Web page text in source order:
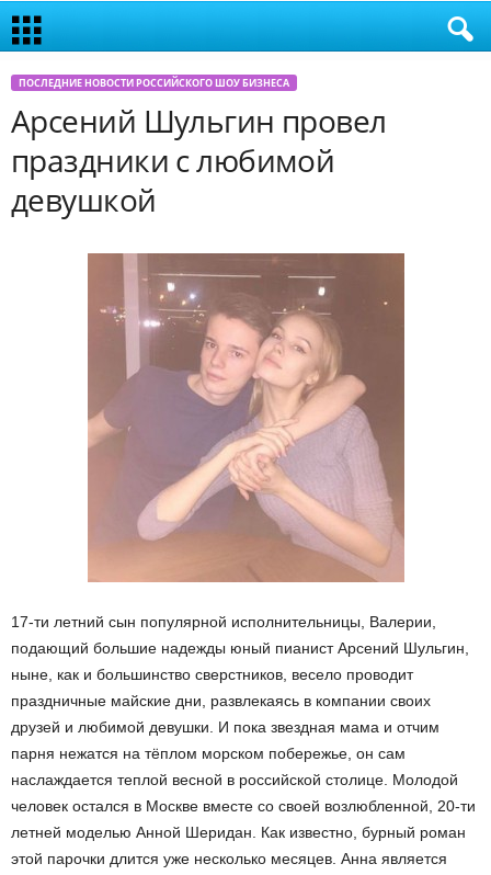
ПОСЛЕДНИЕ НОВОСТИ РОССИЙСКОГО ШОУ БИЗНЕСА
Арсений Шульгин провел
праздники с любимой
девушкой
17-ти летний сын популярной исполнительницы, Валерии,
подающий большие надежды юный пианист Арсений Шульгин,
ныне, как и большинство сверстников, весело проводит
праздничные майские дни, развлекаясь в компании своих
друзей и любимой девушки. И пока звездная мама и отчим
парня нежатся на тёплом морском побережье, он сам
наслаждается теплой весной в российской столице. Молодой
человек остался в Москве вместе со своей возлюбленной, 20-ти
летней моделью Анной Шеридан. Как известно, бурный роман
этой парочки длится уже несколько месяцев. Анна является